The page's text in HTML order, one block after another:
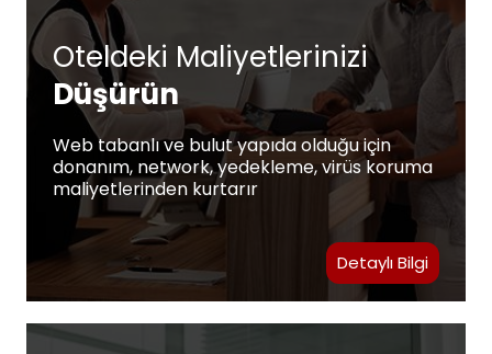
Oteldeki Maliyetlerinizi
Düşürün
Web tabanlı ve bulut yapıda olduğu için
donanım, network, yedekleme, virüs koruma
maliyetlerinden kurtarır
Detaylı Bilgi